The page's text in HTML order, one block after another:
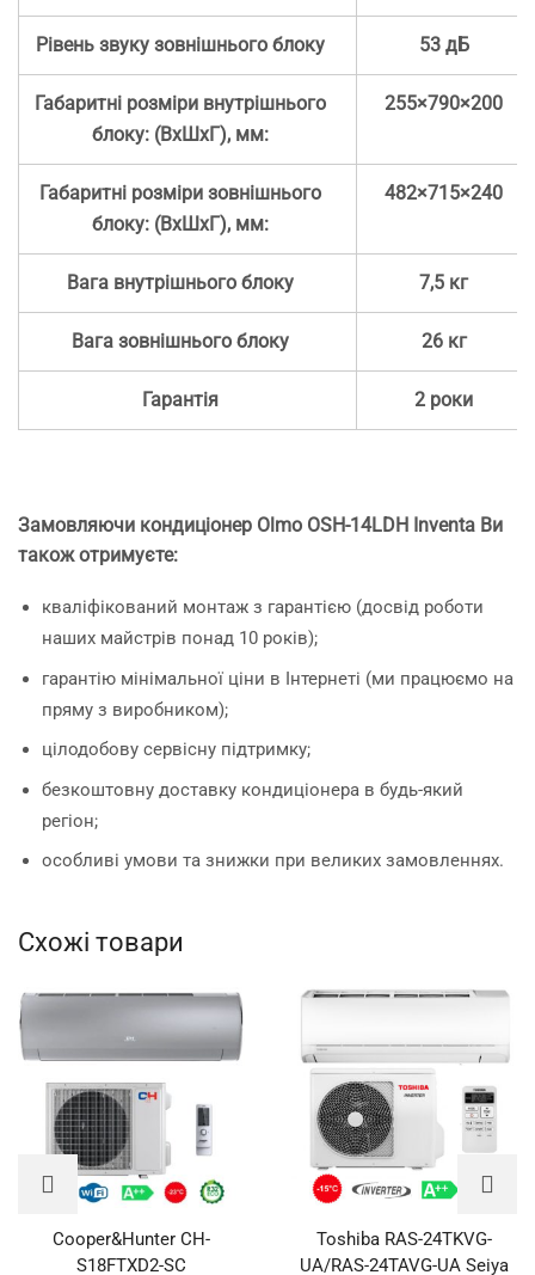
Рівень звуку зовнішнього блоку 53 дБ
Габаритні розміри внутрішнього
блоку: (ВхШхГ), мм:
255×790×200
Габаритні розміри зовнішнього
блоку: (ВхШхГ), мм:
482×715×240
Вага внутрішнього блоку 7,5 кг
Вага зовнішнього блоку 26 кг
Гарантія 2 роки
Замовляючи кондиціонер Olmo OSH-14LDH Inventa Ви
також отримуєте:
кваліфікований монтаж з гарантією (досвід роботи
наших майстрів понад 10 років);
гарантію мінімальної ціни в Інтернеті (ми працюємо на
пряму з виробником);
цілодобову сервісну підтримку;
безкоштовну доставку кондиціонера в будь-який
регіон;
особливі умови та знижки при великих замовленнях.
Схожі товари
Cooper&Hunter CH-
S18FTXD2-SC
Toshiba RAS-24TKVG-
UA/RAS-24TAVG-UA Seiya